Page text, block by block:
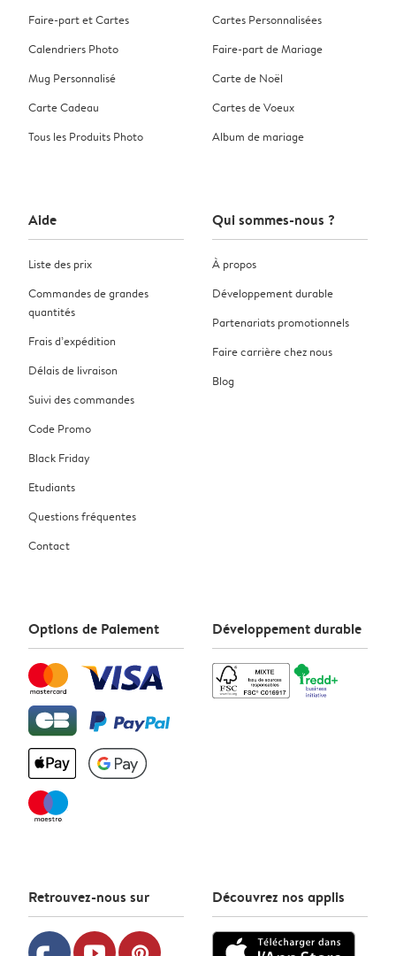
Faire-part et Cartes
Calendriers Photo
Mug Personnalisé
Carte Cadeau
Tous les Produits Photo
Cartes Personnalisées
Faire-part de Mariage
Carte de Noël
Cartes de Voeux
Album de mariage
Aide
Liste des prix
Commandes de grandes
quantités
Frais d’expédition
Délais de livraison
Suivi des commandes
Code Promo
Black Friday
Etudiants
Questions fréquentes
Contact
Qui sommes-nous ?
À propos
Développement durable
Partenariats promotionnels
Faire carrière chez nous
Blog
Options de Paiement Développement durable
Retrouvez-nous sur Découvrez nos applis